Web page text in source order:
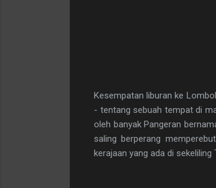
Kesempatan liburan ke
- tentang sebuah tempat di
oleh banyak Pangeran
saling berperang
kerajaan yang ada di